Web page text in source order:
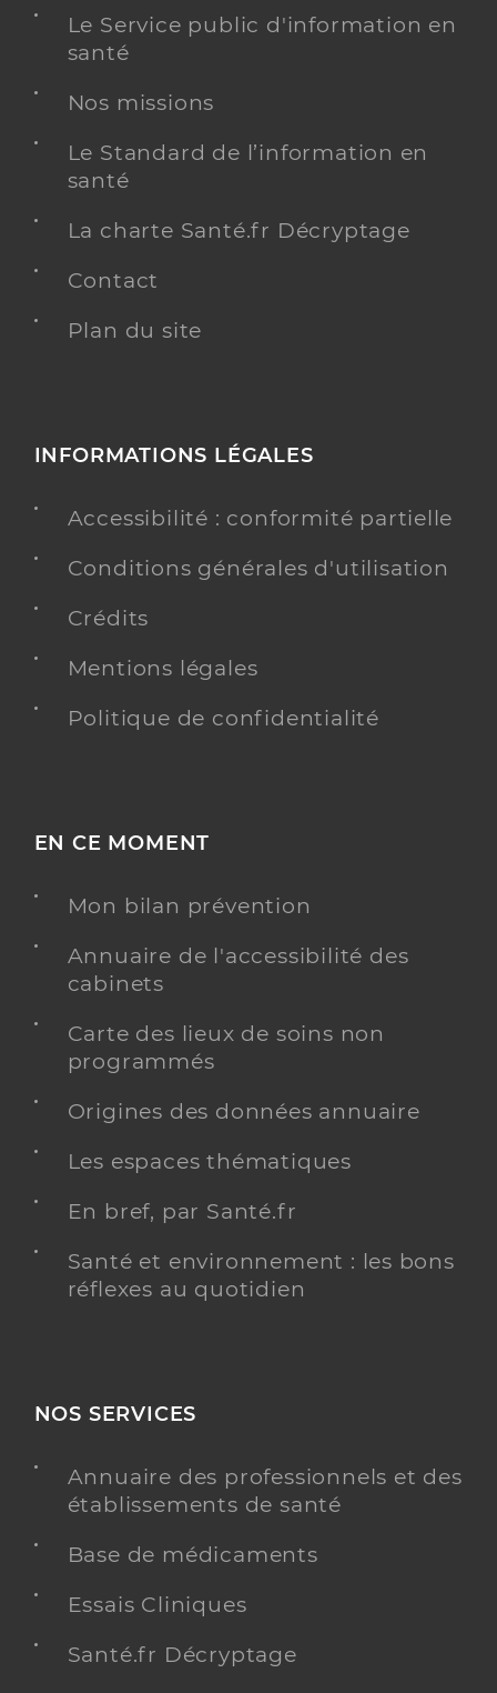
Le Service public d'information en
santé
Nos missions
Le Standard de l’information en
santé
La charte Santé.fr Décryptage
Contact
Plan du site
INFORMATIONS LÉGALES
Accessibilité : conformité partielle
Conditions générales d'utilisation
Crédits
Mentions légales
Politique de confidentialité
EN CE MOMENT
Mon bilan prévention
Annuaire de l'accessibilité des
cabinets
Carte des lieux de soins non
programmés
Origines des données annuaire
Les espaces thématiques
En bref, par Santé.fr
Santé et environnement : les bons
réflexes au quotidien
NOS SERVICES
Annuaire des professionnels et des
établissements de santé
Base de médicaments
Essais Cliniques
Santé.fr Décryptage